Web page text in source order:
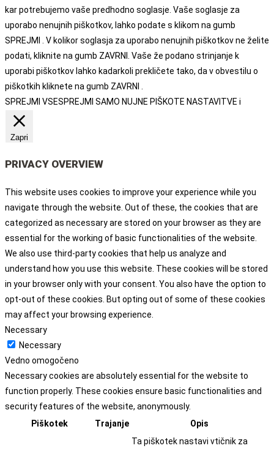
kar potrebujemo vaše predhodno soglasje. Vaše soglasje za
uporabo nenujnih piškotkov, lahko podate s klikom na gumb
SPREJMI . V kolikor soglasja za uporabo nenujnih piškotkov ne želite
podati, kliknite na gumb ZAVRNI. Vaše že podano strinjanje k
uporabi piškotkov lahko kadarkoli prekličete tako, da v obvestilu o
piškotkih kliknete na gumb ZAVRNI .
SPREJMI VSESPREJMI SAMO NUJNE PIŠKOTE NASTAVITVE i
Zapri
PRIVACY OVERVIEW
This website uses cookies to improve your experience while you
navigate through the website. Out of these, the cookies that are
categorized as necessary are stored on your browser as they are
essential for the working of basic functionalities of the website.
We also use third-party cookies that help us analyze and
understand how you use this website. These cookies will be stored
in your browser only with your consent. You also have the option to
opt-out of these cookies. But opting out of some of these cookies
may affect your browsing experience.
Necessary
Necessary
Vedno omogočeno
Necessary cookies are absolutely essential for the website to
function properly. These cookies ensure basic functionalities and
security features of the website, anonymously.
Piškotek
Trajanje Opis
Ta piškotek nastavi vtičnik za